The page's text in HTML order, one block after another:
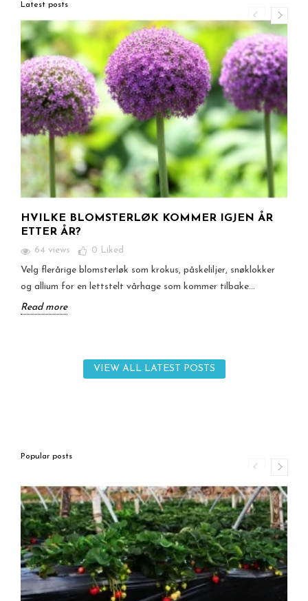
Latest posts
HVILKE BLOMSTERLØK KOMMER IGJEN ÅR
ETTER ÅR?
64 views 0 Liked
Velg flerårige blomsterløk som krokus, påskeliljer, snøklokker
og allium for en lettstelt vårhage som kommer tilbake...
Read more
VIEW ALL LATEST POSTS
Popular posts